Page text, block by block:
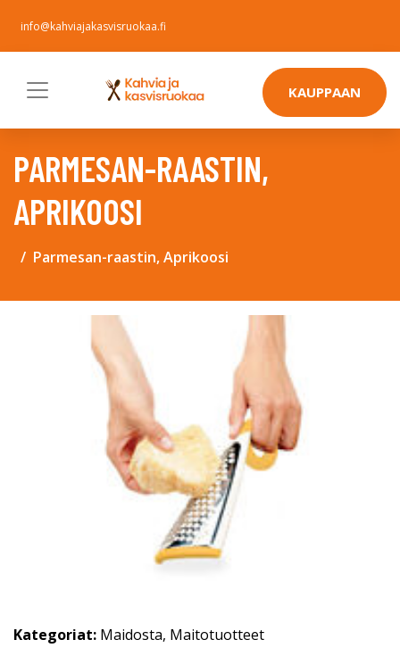
info@kahviajakasvisruokaa.fi
KAUPPAAN
PARMESAN-RAASTIN,
APRIKOOSI
Parmesan-raastin, Aprikoosi
Kategoriat: Maidosta, Maitotuotteet